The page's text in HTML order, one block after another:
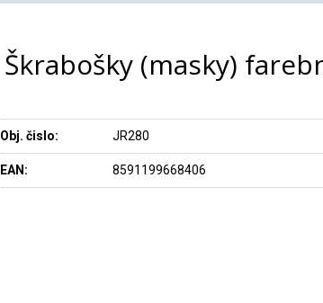
Škrabošky (masky)
Obj. čislo: JR280
EAN: 8591199668406